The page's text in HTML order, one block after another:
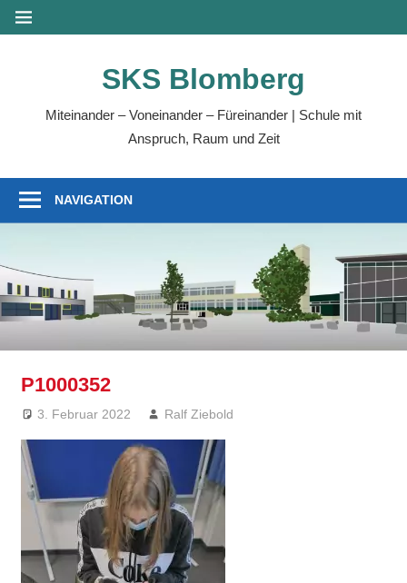
Zum
Inhalt
MENÜ
SKS Blomberg
Miteinander – Voneinander – Füreinander | Schule mit
Anspruch, Raum und Zeit
NAVIGATION
P1000352
3. Februar 2022 Ralf Ziebold